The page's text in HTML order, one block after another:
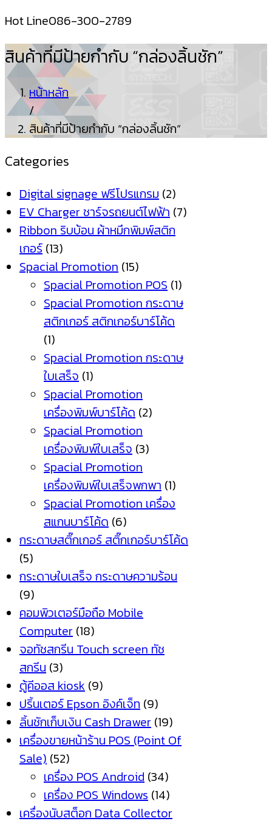
Hot Line086-300-2789
สินค้าที่มีป้ายกำกับ “กล่องลิ้นชัก”
หน้าหลัก
/
สินค้าที่มีป้ายกำกับ “กล่องลิ้นชัก”
Categories
Digital signage ฟรีโปรแกรม (2)
EV Charger ชาร์จรถยนต์ไฟฟ้า (7)
Ribbon ริบบ้อน ผ้าหมึกพิมพ์สติก
เกอร์ (13)
Spacial Promotion (15)
Spacial Promotion POS (1)
Spacial Promotion กระดาษ
สติกเกอร์ สติกเกอร์บาร์โค้ด
(1)
Spacial Promotion กระดาษ
ใบเสร็จ (1)
Spacial Promotion
เครื่องพิมพ์บาร์โค้ด (2)
Spacial Promotion
เครื่องพิมพ์ใบเสร็จ (3)
Spacial Promotion
เครื่องพิมพ์ใบเสร็จพกพา (1)
Spacial Promotion เครื่อง
สแกนบาร์โค้ด (6)
กระดาษสติ๊กเกอร์ สติ๊กเกอร์บาร์โค้ด
(5)
กระดาษใบเสร็จ กระดาษความร้อน
(9)
คอมพิวเตอร์มือถือ Mobile
Computer (18)
จอทัชสกรีน Touch screen ทัช
สกรีน (3)
ตู้คีออส kiosk (9)
ปริ้นเตอร์ Epson อิงค์เจ็ท (9)
ลิ้นชักเก็บเงิน Cash Drawer (19)
เครื่องขายหน้าร้าน POS (Point Of
Sale) (52)
เครื่อง POS Android (34)
เครื่อง POS Windows (14)
เครื่องนับสต็อก Data Collector